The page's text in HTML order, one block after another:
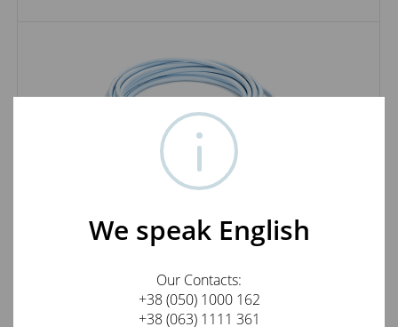
Supra Sublink 1RCA-1RCA 8m
We speak English
Our Contacts:
+38 (050) 1000 162
+38 (063) 1111 361